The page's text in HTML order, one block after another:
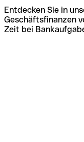
Entdecken Sie in
Geschäftsfinanzen
Zeit bei